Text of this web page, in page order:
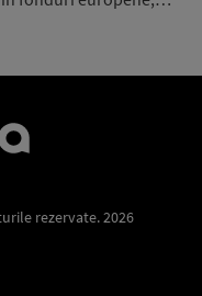
rezervate. 2026